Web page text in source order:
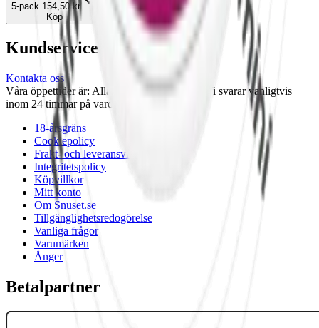
5-pack 154,50 kr
Köp
Kundservice
Kontakta oss
Våra öppettider är: Alla dagar 08:00 - 18:00 Vi svarar vanligtvis
inom 24 timmar på vardagar.
18-årsgräns
Cookiepolicy
Frakt- och leveransvillkor
Integritetspolicy
Köpvillkor
Mitt konto
Om Snuset.se
Tillgänglighetsredogörelse
Vanliga frågor
Varumärken
Ånger
Betalpartner